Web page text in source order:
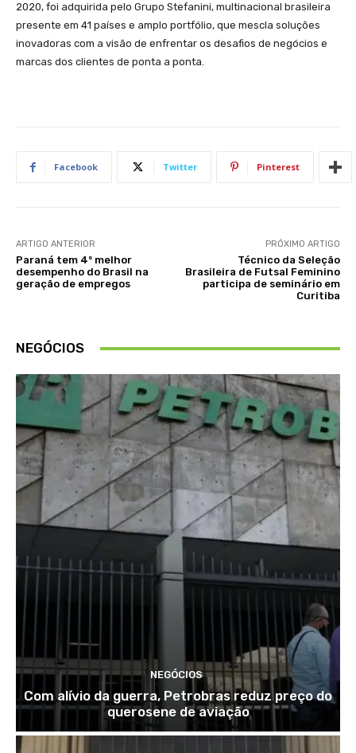
2020, foi adquirida pelo Grupo Stefanini, multinacional brasileira
presente em 41 países e amplo portfólio, que mescla soluções
inovadoras com a visão de enfrentar os desafios de negócios e
marcas dos clientes de ponta a ponta.
Facebook Twitter Pinterest
ARTIGO ANTERIOR
Paraná tem 4º melhor
desempenho do Brasil na
geração de empregos
PRÓXIMO ARTIGO
Técnico da Seleção
Brasileira de Futsal Feminino
participa de seminário em
Curitiba
NEGÓCIOS
NEGÓCIOS
Com alívio da guerra, Petrobras reduz preço do
querosene de aviação